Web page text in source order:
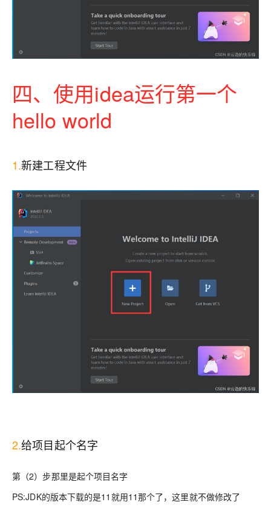
四、使用idea运行第一个
hello world
1.新建工程文件
2.给项目起个名字
第（2）步那里是起个项目名字
PS:JDK的版本下载的是11就用11那个了，这里就不做修改了